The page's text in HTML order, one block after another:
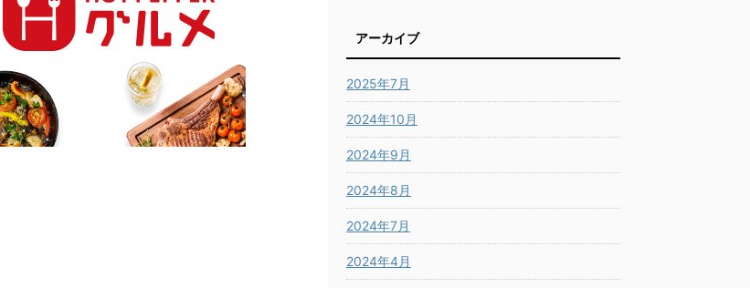
アーカイブ
2025年7月
2024年10月
2024年9月
2024年8月
2024年7月
2024年4月